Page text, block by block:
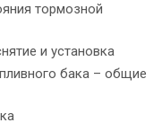
тормозной
и установка
бака – общие